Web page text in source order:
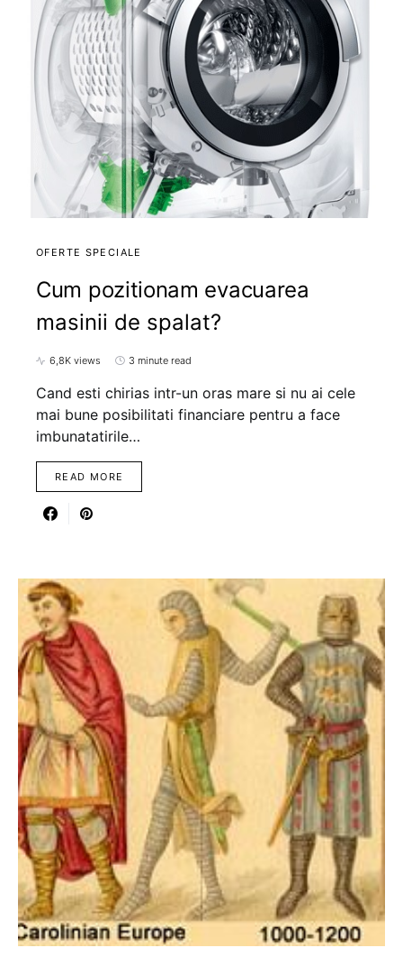
OFERTE SPECIALE
Cum pozitionam evacuarea
masinii de spalat?
6,8K views 3 minute read
Cand esti chirias intr-un oras mare si nu ai cele
mai bune posibilitati financiare pentru a face
imbunatatirile…
READ MORE